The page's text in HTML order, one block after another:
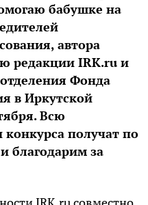
бабушке на
автора
редакции IRK.ru и
Фонда
в Иркутской
Всю
получат по
благодарим за